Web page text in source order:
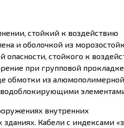
стойкий к воздействию
и оболочкой из
стойкого к
при групповой
обмотки из
внутренних
Кабели с индексами